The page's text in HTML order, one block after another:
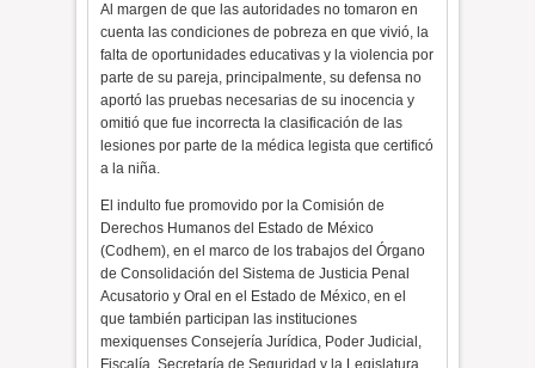
Al margen de que las autoridades no tomaron en
cuenta las condiciones de pobreza en que vivió, la
falta de oportunidades educativas y la violencia por
parte de su pareja, principalmente, su defensa no
aportó las pruebas necesarias de su inocencia y
omitió que fue incorrecta la clasificación de las
lesiones por parte de la médica legista que certificó
a la niña.
El indulto fue promovido por la Comisión de
Derechos Humanos del Estado de México
(Codhem), en el marco de los trabajos del Órgano
de Consolidación del Sistema de Justicia Penal
Acusatorio y Oral en el Estado de México, en el
que también participan las instituciones
mexiquenses Consejería Jurídica, Poder Judicial,
Fiscalía, Secretaría de Seguridad y la Legislatura